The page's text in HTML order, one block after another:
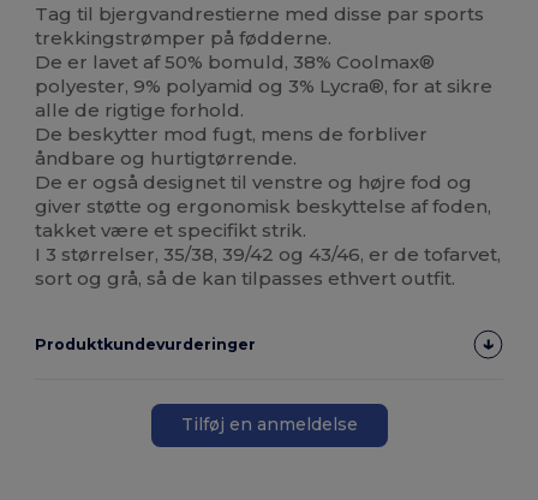
Tag til bjergvandrestierne med disse par sports
trekkingstrømper på fødderne.
De er lavet af 50% bomuld, 38% Coolmax®
polyester, 9% polyamid og 3% Lycra®, for at sikre
alle de rigtige forhold.
De beskytter mod fugt, mens de forbliver
åndbare og hurtigtørrende.
De er også designet til venstre og højre fod og
giver støtte og ergonomisk beskyttelse af foden,
takket være et specifikt strik.
I 3 størrelser, 35/38, 39/42 og 43/46, er de tofarvet,
sort og grå, så de kan tilpasses ethvert outfit.
Produktkundevurderinger
Tilføj en anmeldelse